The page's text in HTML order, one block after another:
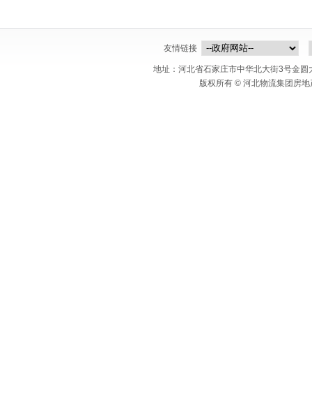
友情链接
地址：河北省石家庄市中华北大街3号
版权所有 © 河北物流集团房